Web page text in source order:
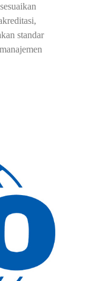
standar